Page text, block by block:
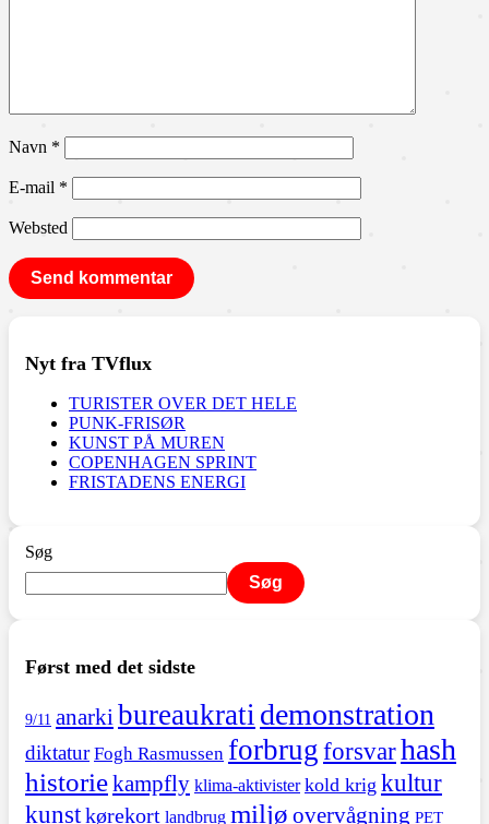
Navn *
E-mail *
Websted
Nyt fra TVflux
TURISTER OVER DET HELE
PUNK-FRISØR
KUNST PÅ MUREN
COPENHAGEN SPRINT
FRISTADENS ENERGI
Søg
Søg
Først med det sidste
9/11 anarki bureaukrati demonstration
diktatur Fogh Rasmussen forbrugforsvarhash
historiekampfly klima-aktivister kold krig kultur
kunstkørekort landbrug miljø overvågning PET